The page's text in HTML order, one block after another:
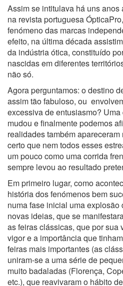
Assim se intitulava há uns anos
na revista portuguesa
fenómeno das marcas
efeito, na última década
da indústria ótica, constituído
nascidas em diferentes
não só.
Agora perguntamos: o destino
assim tão fabuloso, ou
excessiva de entusiasmo?
mudou e finalmente podemos
realidades também
certo que nem todos esses
um pouco como uma corrida
sempre levou ao resultado
Em primeiro lugar, como
história dos fenómenos bem
numa fase inicial uma
novas ideias, que se
as feiras clássicas, que por sua
vigor e a importância que
feiras mais importantes (as
uniram-se a uma série de
muito badaladas (Florença,
etc.), que reavivaram o hábito